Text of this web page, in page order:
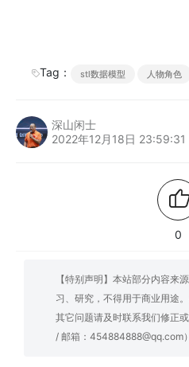
Tag： stl数据模型 人物角色
深山闲士
2022年12月18日 23:59:31
0
【特别声明】本站部分内容来
习、研究，不得用于商业用途
其它问题请及时联系我们修正
/ 邮箱：454884888@qq.com）